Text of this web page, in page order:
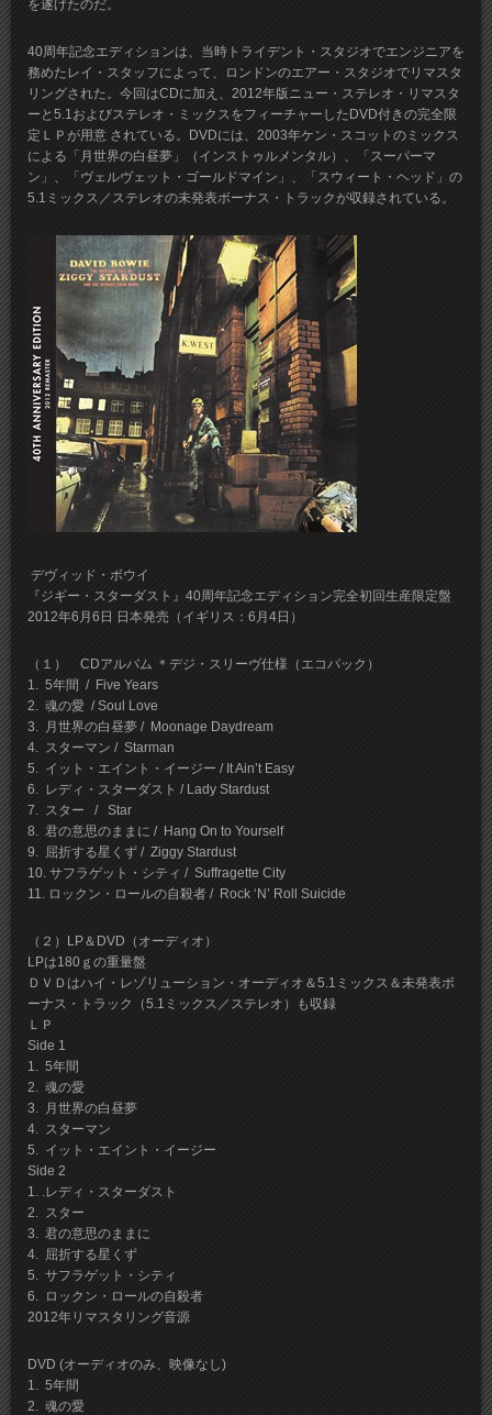
を遂げたのだ。
40周年記念エディションは、当時トライデント・スタジオでエンジニアを
務めたレイ・スタッフによって、ロンドンのエアー・スタジオでリマスタ
リングされた。今回はCDに加え、2012年版ニュー・ステレオ・リマスタ
ーと5.1およびステレオ・ミックスをフィーチャーしたDVD付きの完全限
定ＬＰが用意 されている。DVDには、2003年ケン・スコットのミックス
による「月世界の白昼夢」（インストゥルメンタル）、「スーパーマ
ン」、「ヴェルヴェット・ゴールドマイン」、「スウィート・ヘッド」の
5.1ミックス／ステレオの未発表ボーナス・トラックが収録されている。
デヴィッド・ボウイ
『ジギー・スターダスト』40周年記念エディション完全初回生産限定盤
2012年6月6日 日本発売（イギリス：6月4日）
（１） CDアルバム ＊デジ・スリーヴ仕様（エコパック）
1. 5年間 / Five Years
2. 魂の愛 / Soul Love
3. 月世界の白昼夢 / Moonage Daydream
4. スターマン / Starman
5. イット・エイント・イージー / It Ain’t Easy
6. レディ・スターダスト / Lady Stardust
7. スター / Star
8. 君の意思のままに / Hang On to Yourself
9. 屈折する星くず / Ziggy Stardust
10. サフラゲット・シティ / Suffragette City
11. ロックン・ロールの自殺者 / Rock ‘N’ Roll Suicide
（２）LP＆DVD（オーディオ）
LPは180ｇの重量盤
ＤＶＤはハイ・レゾリューション・オーディオ＆5.1ミックス＆未発表ボ
ーナス・トラック（5.1ミックス／ステレオ）も収録
ＬＰ
Side 1
1. 5年間
2. 魂の愛
3. 月世界の白昼夢
4. スターマン
5. イット・エイント・イージー
Side 2
1. .レディ・スターダスト
2. スター
3. 君の意思のままに
4. 屈折する星くず
5. サフラゲット・シティ
6. ロックン・ロールの自殺者
2012年リマスタリング音源
DVD (オーディオのみ、映像なし)
1. 5年間
2. 魂の愛